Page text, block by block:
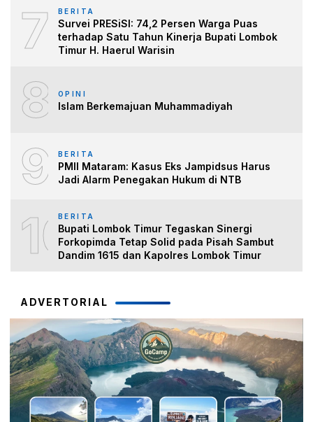
7 BERITA
Survei PRESiSI: 74,2 Persen Warga Puas
terhadap Satu Tahun Kinerja Bupati Lombok
Timur H. Haerul Warisin
8 OPINI
Islam Berkemajuan Muhammadiyah
9 BERITA
PMII Mataram: Kasus Eks Jampidsus Harus
Jadi Alarm Penegakan Hukum di NTB
10BERITA
Bupati Lombok Timur Tegaskan Sinergi
Forkopimda Tetap Solid pada Pisah Sambut
Dandim 1615 dan Kapolres Lombok Timur
ADVERTORIAL